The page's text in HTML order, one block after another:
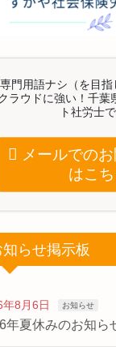
専門用語ナシ（を目
ラウドに強い！千葉
ト社労士で
メールでの
はこち
知らせ掲示板
年8月6日 お知らせ
年夏休みのお知ら